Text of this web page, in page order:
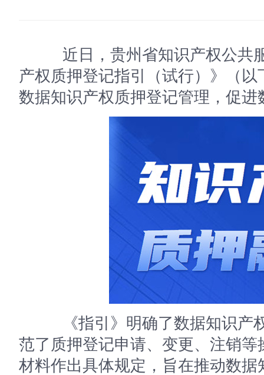
近日，贵州省知识产权公共
产权质押登记指引（试行）》（
数据知识产权质押登记管理，促
《指引》明确了数据知识产
范了质押登记申请、变更、注销
材料作出具体规定，旨在推动数